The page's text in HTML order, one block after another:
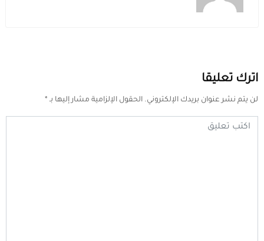
اترك تعليقا
لن يتم نشر عنوان بريدك الإلكتروني. الحقول الإلزامية مشار إليها بـ *